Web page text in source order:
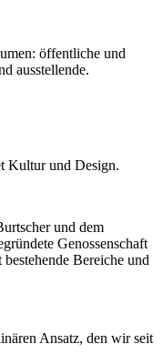
öffentliche und
ausstellende.
Kultur und Design.
und dem
Genossenschaft
Bereiche und
Ansatz, den wir seit